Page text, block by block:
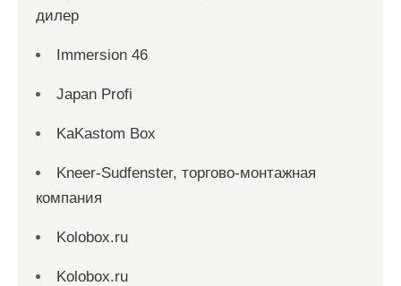
дилер
Immersion 46
Japan Profi
KaKastom Box
Kneer-Sudfenster, торгово-монтажная
компания
Kolobox.ru
Kolobox.ru